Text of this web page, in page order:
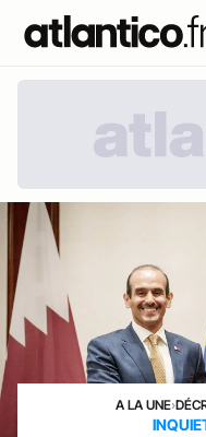
A LA UNE›